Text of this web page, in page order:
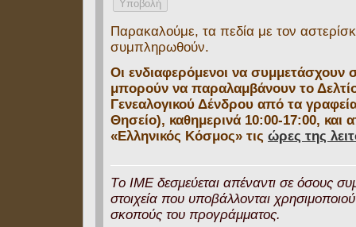
Παρακαλούμε, τα πεδία με τον
συμπληρωθούν.
Οι ενδιαφερόμενοι να συμμετάσχουν
μπορούν να παραλαμβάνουν το
Γενεαλογικού Δένδρου από τα
Θησείο), καθημερινά 10:00-17:00, και
«Ελληνικός Κόσμος» τις ώρες της
Tο IME δεσμεύεται απέναντι σε όσους
στοιχεία που υποβάλλονται
σκοπούς του προγράμματος.